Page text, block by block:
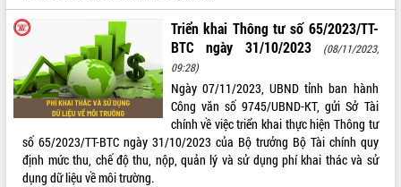
Triển khai Thông tư số 65/2023/TT-
BTC ngày 31/10/2023
(08/11/2023,
09:28)
Ngày 07/11/2023, UBND tỉnh ban hành
Công văn số 9745/UBND-KT, gửi Sở Tài
chính về việc triển khai thực hiện Thông tư
số 65/2023/TT-BTC ngày 31/10/2023 của Bộ trưởng Bộ Tài chính quy
định mức thu, chế độ thu, nộp, quản lý và sử dụng phí khai thác và sử
dụng dữ liệu về môi trường.